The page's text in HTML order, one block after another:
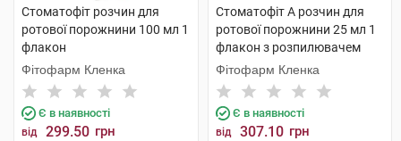
Стоматофіт розчин для
ротової порожнини 100 мл 1
флакон
Фітофарм Кленка
Є в наявності
від 299.50 грн
Стоматофіт А розчин для
ротової порожнини 25 мл 1
флакон з розпилювачем
Фітофарм Кленка
Є в наявності
від 307.10 грн